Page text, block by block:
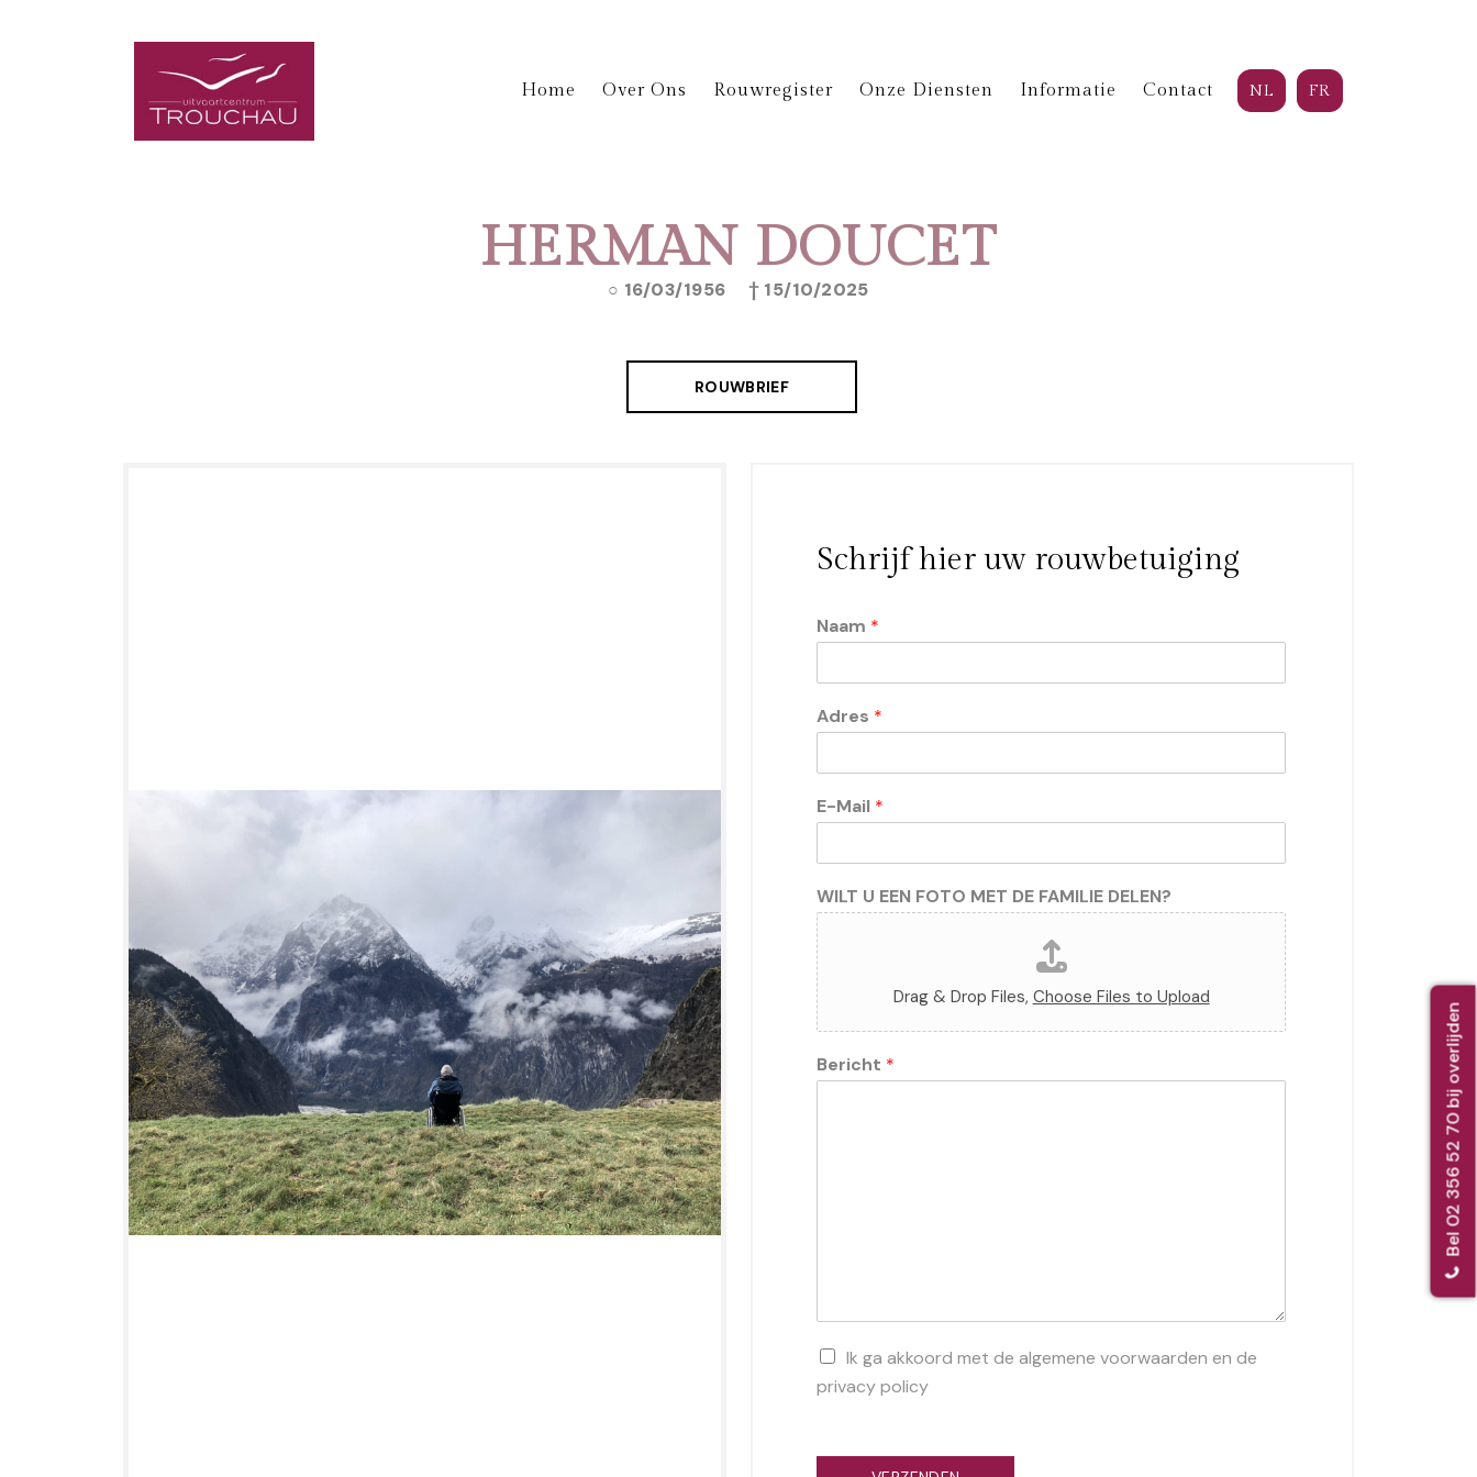
Bel 02 356 52 70 bij overlijden
Home Over Ons Rouwregister Onze Diensten Informatie Contact NL FR
HERMAN DOUCET
16/03/1956 15/10/2025
ROUWBRIEF
Schrijf hier uw rouwbetuiging
Naam *
Adres *
E-Mail *
WILT U EEN FOTO MET DE FAMILIE DELEN?
Drag & Drop Files, Choose Files to Upload
Bericht *
B
v
t
Ik ga akkoord met de algemene voorwaarden en de
privacy policy